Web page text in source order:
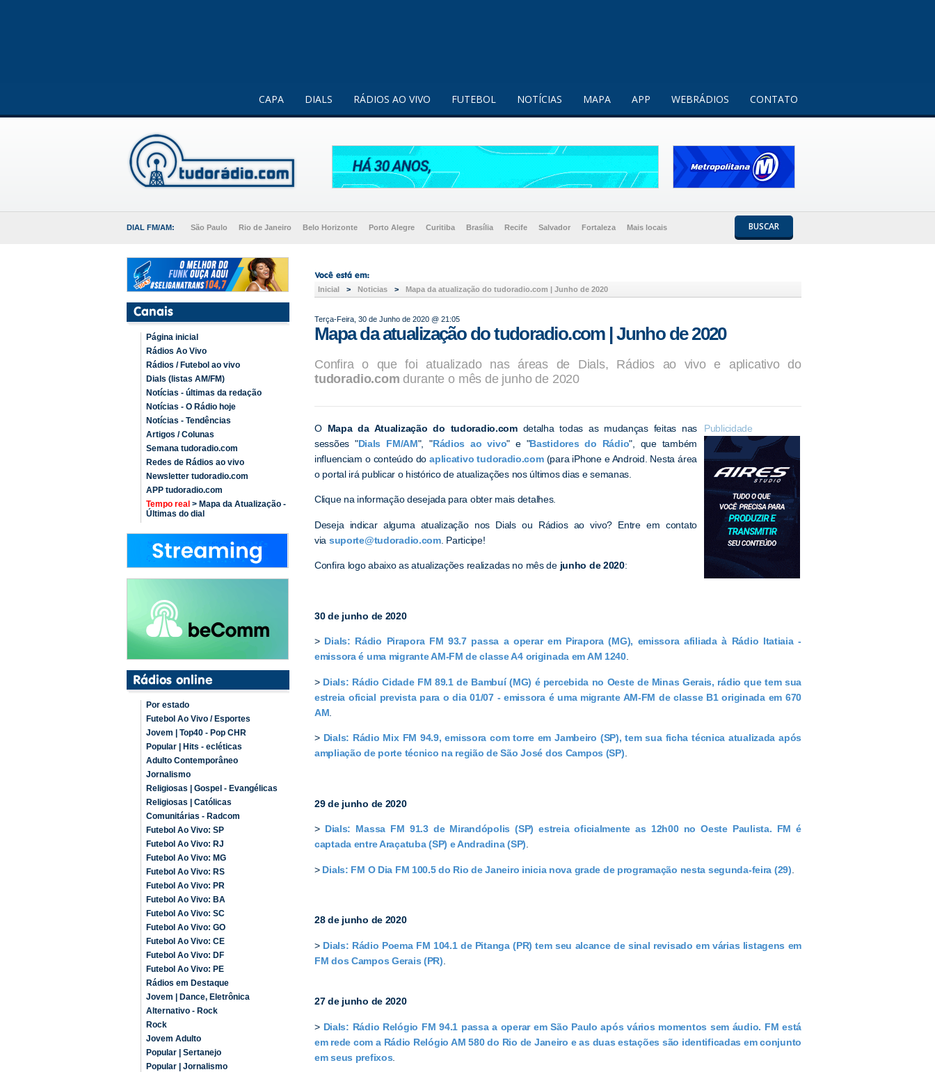
CAPA DIALS RÁDIOS AO VIVO FUTEBOL NOTÍCIAS MAPA APP WEBRÁDIOS CONTATO
DIAL FM/AM: São Paulo Rio de Janeiro Belo Horizonte Porto Alegre Curitiba Brasília Recife Salvador Fortaleza Mais locais BUSCAR
Página inicial
Rádios Ao Vivo
Rádios / Futebol ao vivo
Dials (listas AM/FM)
Notícias - últimas da redação
Notícias - O Rádio hoje
Notícias - Tendências
Artigos / Colunas
Semana tudoradio.com
Redes de Rádios ao vivo
Newsletter tudoradio.com
APP tudoradio.com
Tempo real > Mapa da Atualização -
Últimas do dial
Por estado
Futebol Ao Vivo / Esportes
Jovem | Top40 - Pop CHR
Popular | Hits - ecléticas
Adulto Contemporâneo
Jornalismo
Religiosas | Gospel - Evangélicas
Religiosas | Católicas
Comunitárias - Radcom
Futebol Ao Vivo: SP
Futebol Ao Vivo: RJ
Futebol Ao Vivo: MG
Futebol Ao Vivo: RS
Futebol Ao Vivo: PR
Futebol Ao Vivo: BA
Futebol Ao Vivo: SC
Futebol Ao Vivo: GO
Futebol Ao Vivo: CE
Futebol Ao Vivo: DF
Futebol Ao Vivo: PE
Rádios em Destaque
Jovem | Dance, Eletrônica
Alternativo - Rock
Rock
Jovem Adulto
Popular | Sertanejo
Popular | Jornalismo
Inicial > Noticias > Mapa da atualização do tudoradio.com | Junho de 2020
Terça-Feira, 30 de Junho de 2020 @ 21:05
Mapa da atualização do tudoradio.com | Junho de 2020
Confira o que foi atualizado nas áreas de Dials, Rádios ao vivo e aplicativo do
tudoradio.com durante o mês de junho de 2020
Publicidade
O Mapa da Atualização do tudoradio.comdetalha todas as mudanças feitas nas
sessões "Dials FM/AM", "Rádios ao vivo" e "Bastidores do Rádio", que também
influenciam o conteúdo doaplicativo tudoradio.com(para iPhone e Android. Nesta área
o portal irá publicar o histórico de atualizações nos últimos dias e semanas.
Clique na informação desejada para obter mais detalhes.
Deseja indicar alguma atualização nos Dials ou Rádios ao vivo? Entre em contato
via suporte@tudoradio.com. Participe!
Confira logo abaixo as atualizações realizadas no mês de junho de 2020:
30 de junho de 2020
> Dials: Rádio Pirapora FM 93.7 passa a operar em Pirapora (MG), emissora afiliada à Rádio Itatiaia -
emissora é uma migrante AM-FM de classe A4 originada em AM 1240.
> Dials: Rádio Cidade FM 89.1 de Bambuí (MG) é percebida no Oeste de Minas Gerais, rádio que tem sua
estreia oficial prevista para o dia 01/07 - emissora é uma migrante AM-FM de classe B1 originada em 670
AM
> Dials: Rádio Mix FM 94.9, emissora com torre em Jambeiro (SP), tem sua ficha técnica atualizada após
ampliação de porte técnico na região de São José dos Campos (SP)
29 de junho de 2020
> Dials: Massa FM 91.3 de Mirandópolis (SP) estreia oficialmente as 12h00 no Oeste Paulista. FM é
captada entre Araçatuba (SP) e Andradina (SP).
> Dials: FM O Dia FM 100.5 do Rio de Janeiro inicia nova grade de programação nesta segunda-feira (29)
28 de junho de 2020
> Dials: Rádio Poema FM 104.1 de Pitanga (PR) tem seu alcance de sinal revisado em várias listagens em
FM dos Campos Gerais (PR)
27 de junho de 2020
> Dials: Rádio Relógio FM 94.1 passa a operar em São Paulo após vários momentos sem áudio. FM está
em rede com a Rádio Relógio AM 580 do Rio de Janeiro e as duas estações são identificadas em conjunto
em seus prefixos